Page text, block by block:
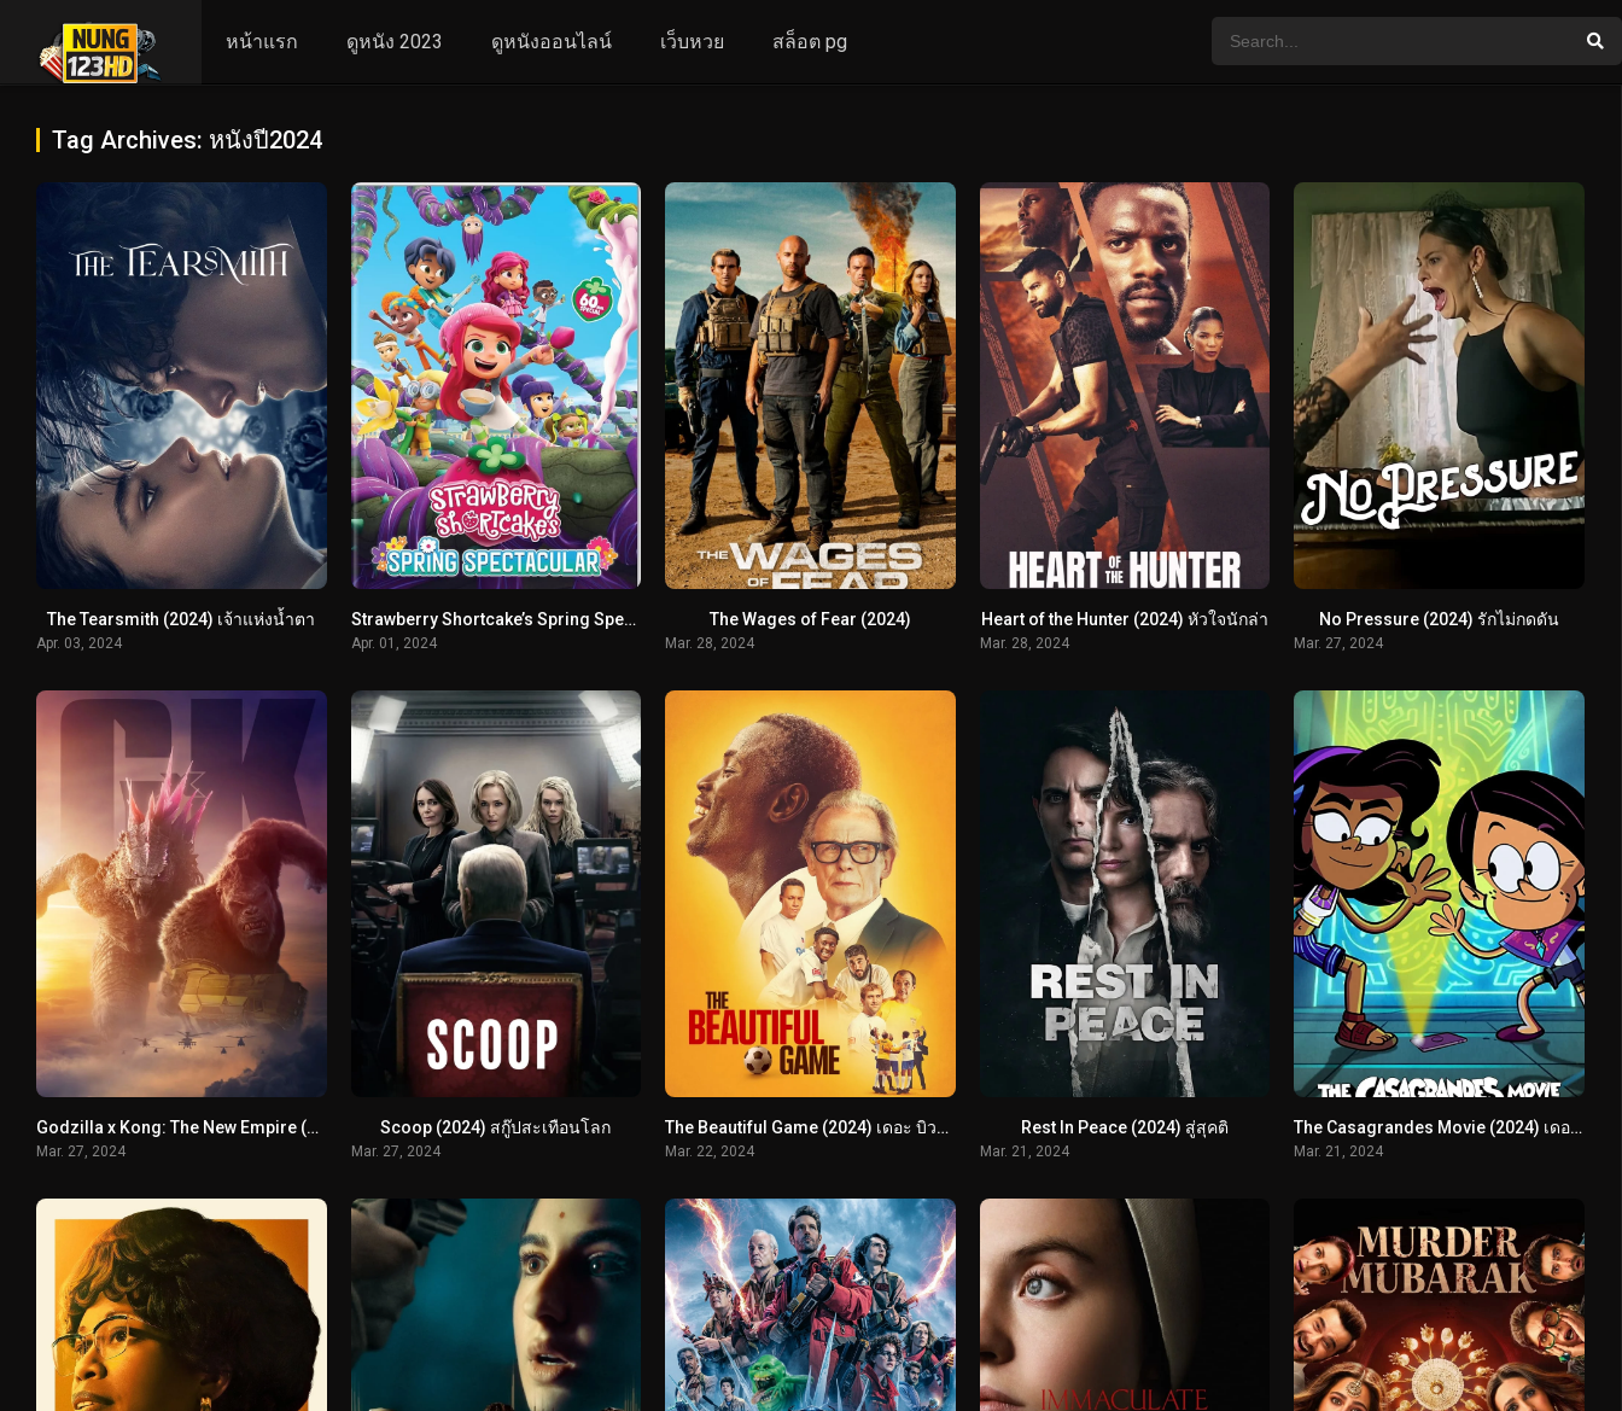
หน้าแรก ดูหนัง 2023 ดูหนังออนไลน์ เว็บหวย สล็อต pg
Tag Archives: หนังปี2024
The Tearsmith (2024) เจ้าแห่งน้ำตา
Apr. 03, 2024
Strawberry Shortcake’s Spring Spectacular (2024)
Apr. 01, 2024
The Wages of Fear (2024)
Mar. 28, 2024
Heart of the Hunter (2024) หัวใจนักล่า
Mar. 28, 2024
No Pressure (2024) รักไม่กดดัน
Mar. 27, 2024
Godzilla x Kong: The New Empire (2024) ก็อดซิลล่า ปะทะ คอง 2 อาณาจักรใหม่
Mar. 27, 2024
Scoop (2024) สกู๊ปสะเทือนโลก
Mar. 27, 2024
The Beautiful Game (2024) เดอะ บิวตี้ฟูล เกม
Mar. 22, 2024
Rest In Peace (2024) สู่สุคติ
Mar. 21, 2024
The Casagrandes Movie (2024) เดอะ คาซากรานเดส์ มูฟวี่
Mar. 21, 2024